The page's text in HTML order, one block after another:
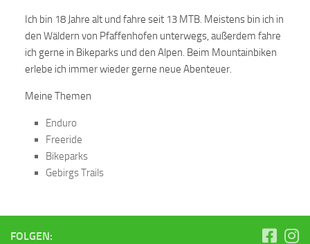
Ich bin 18 Jahre alt und fahre seit 13 MTB. Meistens bin ich in
den Wäldern von Pfaffenhofen unterwegs, außerdem fahre
ich gerne in Bikeparks und den Alpen. Beim Mountainbiken
erlebe ich immer wieder gerne neue Abenteuer.
Meine Themen
Enduro
Freeride
Bikeparks
Gebirgs Trails
FOLGEN: